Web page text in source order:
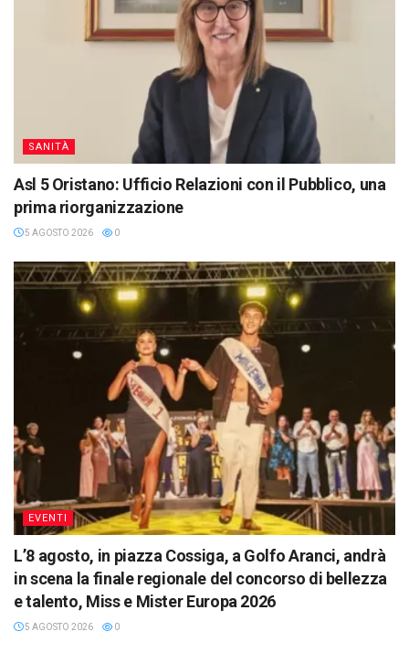
SANITÀ
Asl 5 Oristano: Ufficio Relazioni con il Pubblico, una
prima riorganizzazione
5 AGOSTO 2026 0
EVENTI
L’8 agosto, in piazza Cossiga, a Golfo Aranci, andrà
in scena la finale regionale del concorso di bellezza
e talento, Miss e Mister Europa 2026
5 AGOSTO 2026 0